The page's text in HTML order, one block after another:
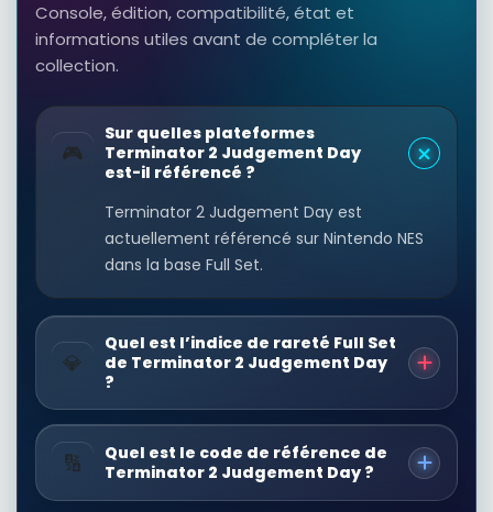
Console, édition, compatibilité, état et
informations utiles avant de compléter la
collection.
🎮
Sur quelles plateformes
Terminator 2 Judgement Day
est-il référencé ?
Terminator 2 Judgement Day est
actuellement référencé sur Nintendo NES
dans la base Full Set.
💎
Quel est l’indice de rareté Full Set
de Terminator 2 Judgement Day
?
🔢
Quel est le code de référence de
Terminator 2 Judgement Day ?